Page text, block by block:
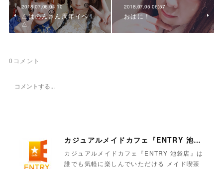
2018.07.06 04:10
△はのんさん周年イベ！
△
2018.07.05 06:57
おはに！
0 コメント
カジュアルメイドカフェ『ENTRY 池袋店』
カジュアルメイドカフェ『ENTRY 池袋店』は
誰でも気軽に楽しんでいただける メイド喫茶